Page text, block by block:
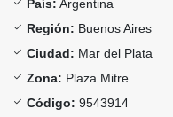
País: Argentina
Región: Buenos Aires
Ciudad: Mar del Plata
Zona: Plaza Mitre
Código: 9543914